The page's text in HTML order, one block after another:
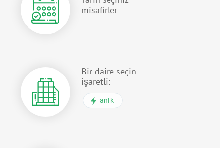
misafirler
Bir daire seçin
işaretli:
anlık